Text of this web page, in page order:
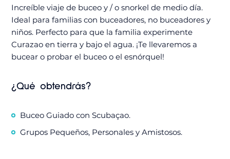
Increíble viaje de buceo y / o snorkel de medio día.
Ideal para familias con buceadores, no buceadores y
niños. Perfecto para que la familia experimente
Curazao en tierra y bajo el agua. ¡Te llevaremos a
bucear o probar el buceo o el esnórquel!
¿Qué obtendrás?
Buceo Guiado con Scubaçao.
Grupos Pequeños, Personales y Amistosos.